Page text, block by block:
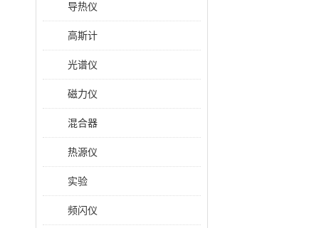
导热仪
高斯计
光谱仪
磁力仪
混合器
热源仪
实验
频闪仪